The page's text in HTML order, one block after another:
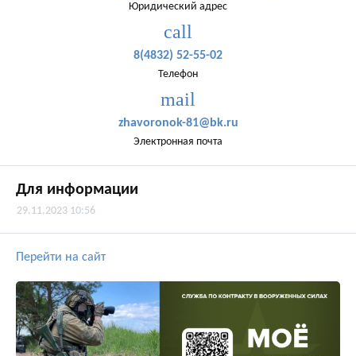
Юридический адрес
call
8(4832) 52-55-02
Телефон
mail
zhavoronok-81@bk.ru
Электронная почта
Для информации
29.11.2023 10:56
Перейти на сайт